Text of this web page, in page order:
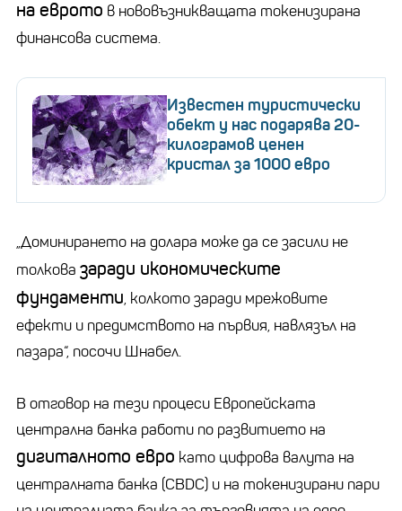
на еврото в нововъзникващата токенизирана
финансова система.
Известен туристически
обект у нас подарява 20-
килограмов ценен
кристал за 1000 евро
„Доминирането на долара може да се засили не
толкова заради икономическите
фундаменти, колкото заради мрежовите
ефекти и предимството на първия, навлязъл на
пазара“, посочи Шнабел.
В отговор на тези процеси Европейската
централна банка работи по развитието на
дигиталното евро като цифрова валута на
централната банка (CBDC) и на токенизирани пари